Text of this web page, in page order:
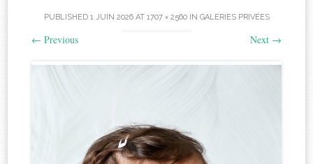
PUBLISHED 1 JUIN 2026AT 1707 × 2560IN GALERIES PRIVÉES
← Previous Next →